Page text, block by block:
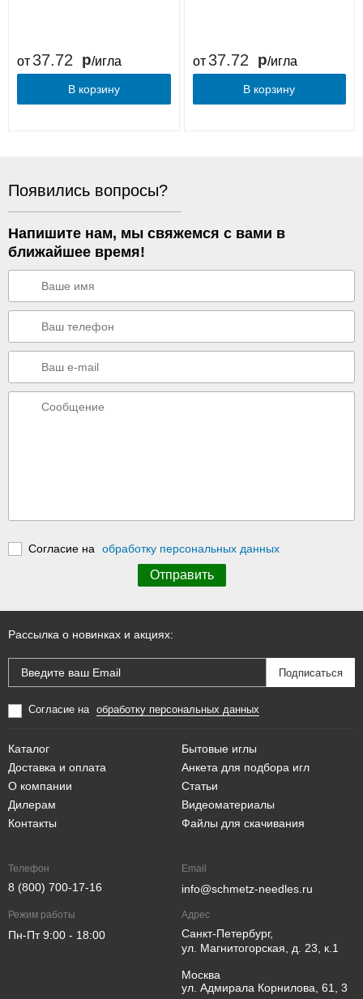
от 37.72 /игла
В корзину
от 37.72 /игла
В корзину
Появились вопросы?
Напишите нам, мы свяжемся с вами в
ближайшее время!
Согласие на обработку персональных данных
Рассылка о новинках и акциях:
Согласие на обработку персональных данных
Каталог
Доставка и оплата
О компании
Дилерам
Контакты
Бытовые иглы
Анкета для подбора игл
Статьи
Видеоматериалы
Файлы для скачивания
Телефон
8 (800) 700-17-16
Email
info@schmetz-needles.ru
Режим работы
Пн-Пт 9:00 - 18:00
Адрес
Санкт-Петербург,
ул. Магнитогорская, д. 23, к.1
Москва
ул. Адмирала Корнилова, 61, 3